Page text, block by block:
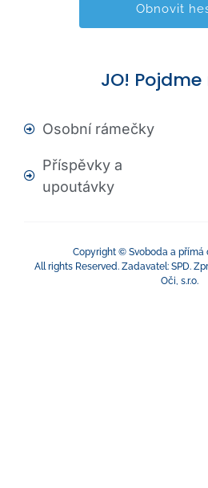
JO!
Osobní rámečky
Příspěvky a
upoutávky
Copyright © Svoboda a přímá
All rights Reserved. Zadavatel: SPD.
Oči, s.r.o.